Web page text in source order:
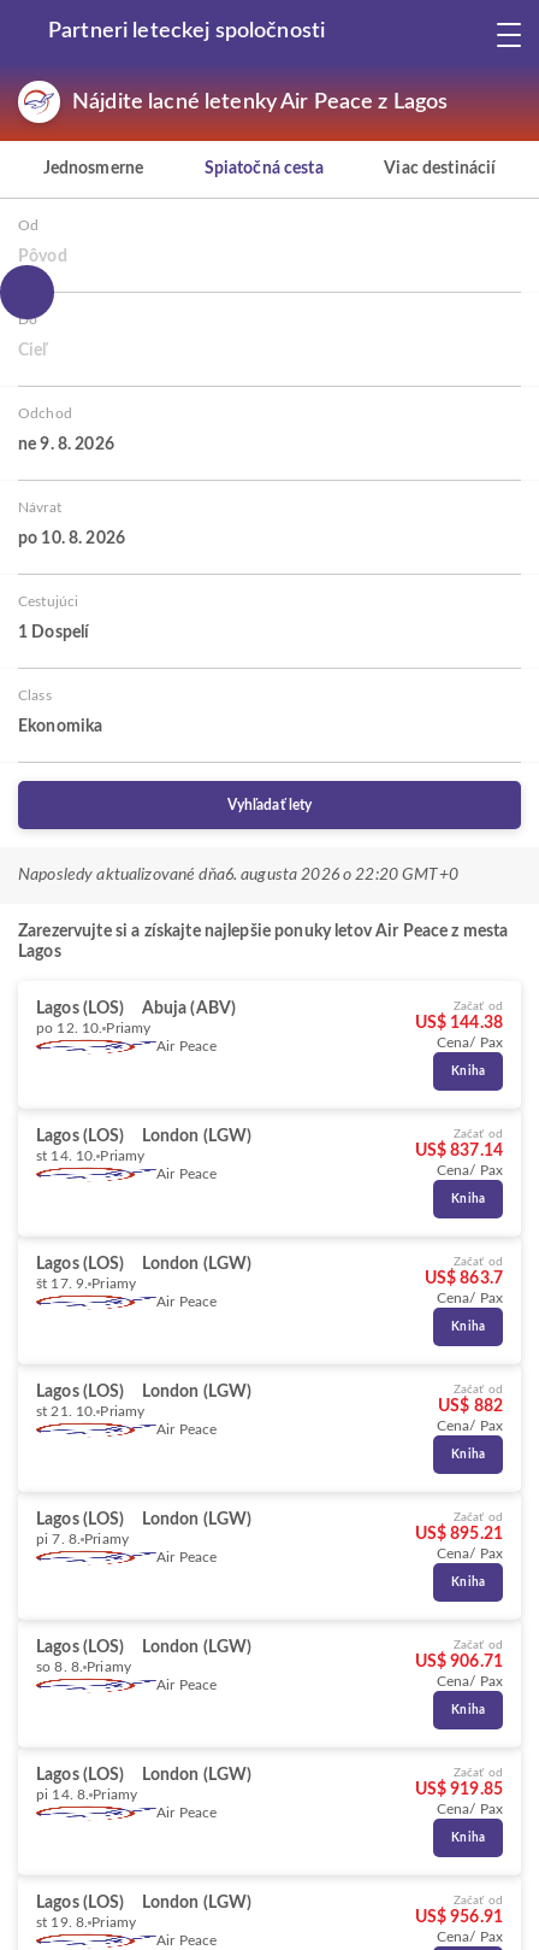
Partneri leteckej spoločnosti
Nájdite lacné letenky Air Peace z Lagos
Jednosmerne Spiatočná cesta Viac destinácií
Od
Pôvod
Do
Cieľ
Odchod
ne 9. 8. 2026
Návrat
po 10. 8. 2026
Cestujúci
1 Dospelí
Class
Ekonomika
Vyhľadať lety
Naposledy aktualizované dňa6. augusta 2026 o 22:20 GMT+0
Zarezervujte si a získajte najlepšie ponuky letov Air Peace z mesta
Lagos
Lagos (LOS) Abuja (ABV)
po 12. 10. Priamy
Air Peace
Začať od
US$ 144.38
Cena/ Pax
Kniha
Lagos (LOS) London (LGW)
st 14. 10. Priamy
Air Peace
Začať od
US$ 837.14
Cena/ Pax
Kniha
Lagos (LOS) London (LGW)
št 17. 9. Priamy
Air Peace
Začať od
US$ 863.7
Cena/ Pax
Kniha
Lagos (LOS) London (LGW)
st 21. 10. Priamy
Air Peace
Začať od
US$ 882
Cena/ Pax
Kniha
Lagos (LOS) London (LGW)
pi 7. 8. Priamy
Air Peace
Začať od
US$ 895.21
Cena/ Pax
Kniha
Lagos (LOS) London (LGW)
so 8. 8. Priamy
Air Peace
Začať od
US$ 906.71
Cena/ Pax
Kniha
Lagos (LOS) London (LGW)
pi 14. 8. Priamy
Air Peace
Začať od
US$ 919.85
Cena/ Pax
Kniha
Lagos (LOS) London (LGW)
st 19. 8. Priamy
Air Peace
Začať od
US$ 956.91
Cena/ Pax